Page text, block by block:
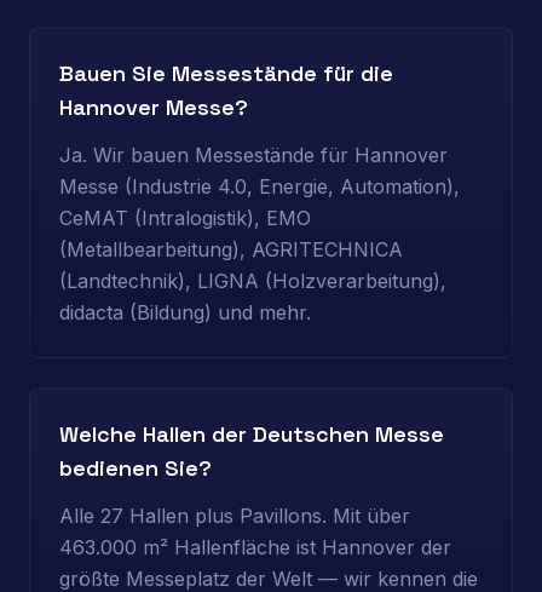
Bauen Sie Messestände für die
Hannover Messe?
Ja. Wir bauen Messestände für Hannover
Messe (Industrie 4.0, Energie, Automation),
CeMAT (Intralogistik), EMO
(Metallbearbeitung), AGRITECHNICA
(Landtechnik), LIGNA (Holzverarbeitung),
didacta (Bildung) und mehr.
Welche Hallen der Deutschen Messe
bedienen Sie?
Alle 27 Hallen plus Pavillons. Mit über
463.000 m² Hallenfläche ist Hannover der
größte Messeplatz der Welt — wir kennen die